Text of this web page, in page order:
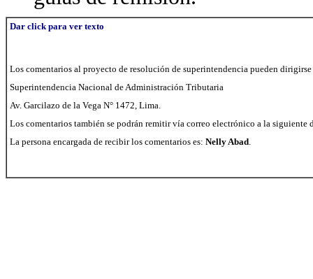
Dar click para ver texto
Los comentarios al proyecto de resolución de superintendencia pueden
Superintendencia Nacional de Administración Tributaria
Av. Garcilazo de la Vega N° 1472, Lima.
Los comentarios también se podrán remitir vía correo electrónico a la
La persona encargada de recibir los comentarios es: Nelly Abad.